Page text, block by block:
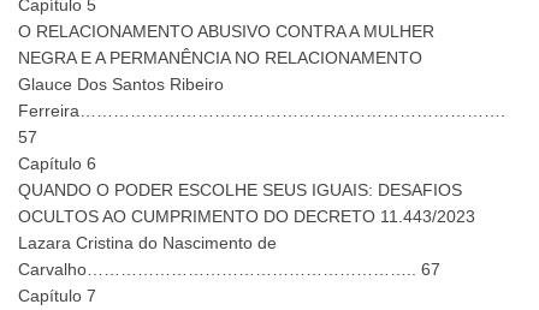
Capítulo 5
O RELACIONAMENTO ABUSIVO CONTRA A MULHER
NEGRA E A PERMANÊNCIA NO RELACIONAMENTO
Glauce Dos Santos Ribeiro
Ferreira………………………………………………………………….
57
Capítulo 6
QUANDO O PODER ESCOLHE SEUS IGUAIS: DESAFIOS
OCULTOS AO CUMPRIMENTO DO DECRETO 11.443/2023
Lazara Cristina do Nascimento de
Carvalho………………………………………………….. 67
Capítulo 7